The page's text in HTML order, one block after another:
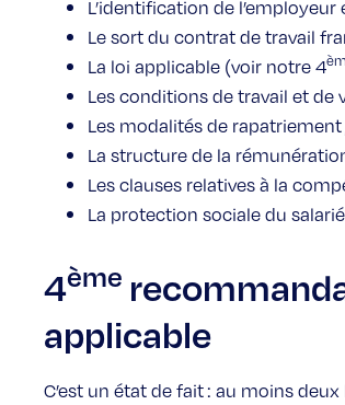
L’identification de
Le sort du contrat de travail
La loi applicable (voir notre 4
Les conditions de travail et de
Les modalités de rapatriement
La structure de la
Les clauses relatives à la
La protection sociale du
4ème
applicable
C’est un état de fait : au moins